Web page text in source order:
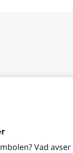
Vad